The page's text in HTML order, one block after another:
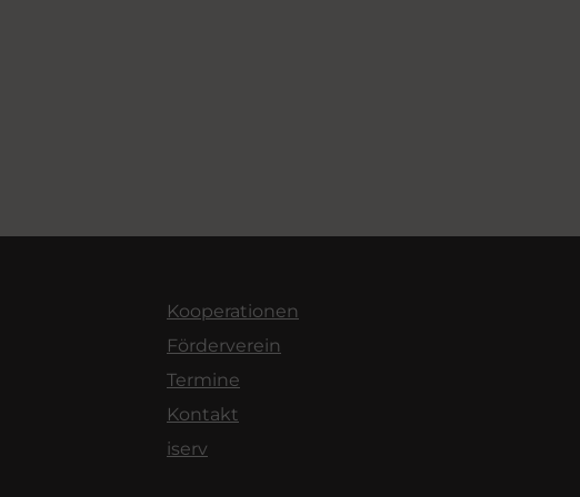
Kooperationen
Förderverein
Termine
Kontakt
iserv